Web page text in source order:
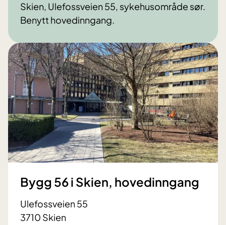
Skien, Ulefossveien 55, sykehusområde sør.
Benytt hovedinngang.
Bygg 56 i Skien, hovedinngang
Ulefossveien 55
3710 Skien